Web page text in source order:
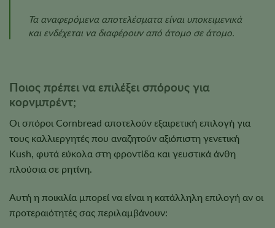
Τα αναφερόμενα αποτελέσματα είναι υποκειμενικά
και ενδέχεται να διαφέρουν από άτομο σε άτομο.
Ποιος πρέπει να επιλέξει σπόρους για
κορνμπρέντ;
Οι σπόροι Cornbread αποτελούν εξαιρετική επιλογή για
τους καλλιεργητές που αναζητούν αξιόπιστη γενετική
Kush, φυτά εύκολα στη φροντίδα και γευστικά άνθη
πλούσια σε ρητίνη.
Αυτή η ποικιλία μπορεί να είναι η κατάλληλη επιλογή αν οι
προτεραιότητές σας περιλαμβάνουν: